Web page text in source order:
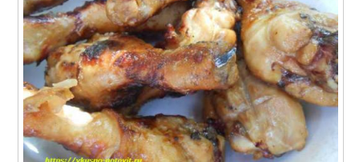
Ножки в духовке Ножки с картошкой
Ножки с пошаговыми
фото
Ножки на решетке